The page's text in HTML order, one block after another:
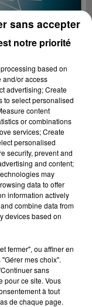
DU
notre priorité
based on
and/or access
advertising; Create
to select personalised
content
or combinations
services; Create
personalised
security, prevent and
and content;
may
data to offer
information actively
combine data from
devices based on
fermer", ou affiner en
mes choix".
sans
pour ce site. Vous
à tout
de chaque page.
sans accepter